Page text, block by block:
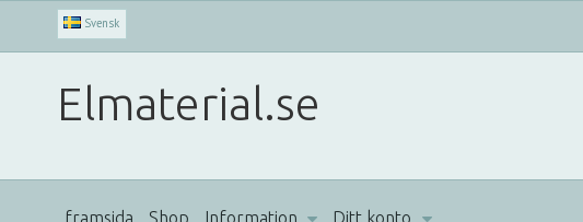
Svensk
Elmaterial.se
framsida Shop Information Ditt konto